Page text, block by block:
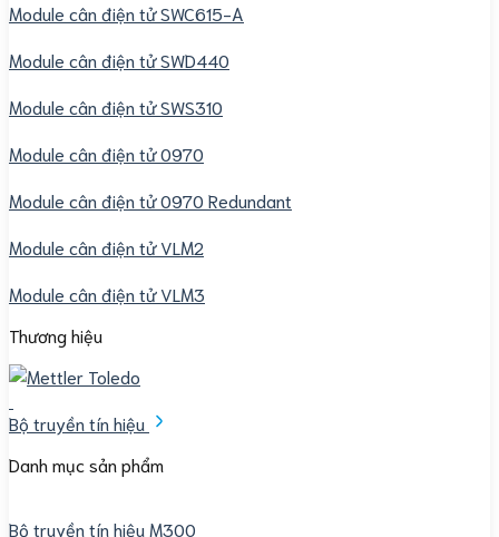
Module cân điện tử SWC615-A
Module cân điện tử SWD440
Module cân điện tử SWS310
Module cân điện tử 0970
Module cân điện tử 0970 Redundant
Module cân điện tử VLM2
Module cân điện tử VLM3
Thương hiệu
Bộ truyền tín hiệu
Danh mục sản phẩm
Bộ truyền tín hiệu M300